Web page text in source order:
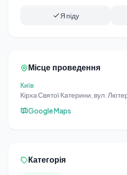
Я піду
Місце проведення
Київ
Кірха Святої Катерини, вул.
Google Maps
Категорія